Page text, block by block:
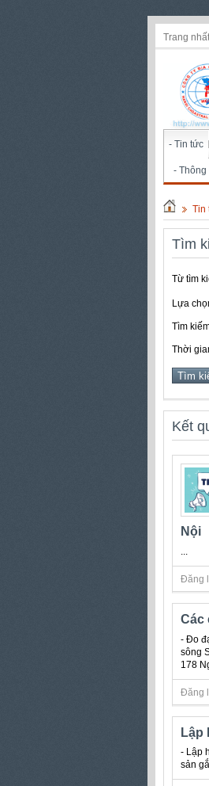
Trang nhất
- Tin tức
- Thông
Tin
Tìm
Từ tìm
Lựa
Tìm
Thời
Kết
Nội
Đăng
Các
- Đo
sông
178
Đăng
Lập
- Lập
sản